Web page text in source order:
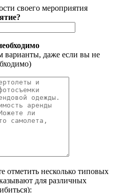
своего мероприятия
даже если вы не
несколько типовых
для различных